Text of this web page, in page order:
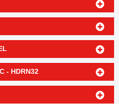
- HDRN32